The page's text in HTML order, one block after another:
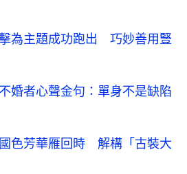
為主題成功跑出 巧妙善用豎
婚者心聲金句：單身不是缺陷
色芳華雁回時 解構「古裝大